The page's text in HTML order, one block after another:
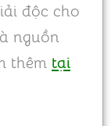
độc cho
nguồn
thêm tại